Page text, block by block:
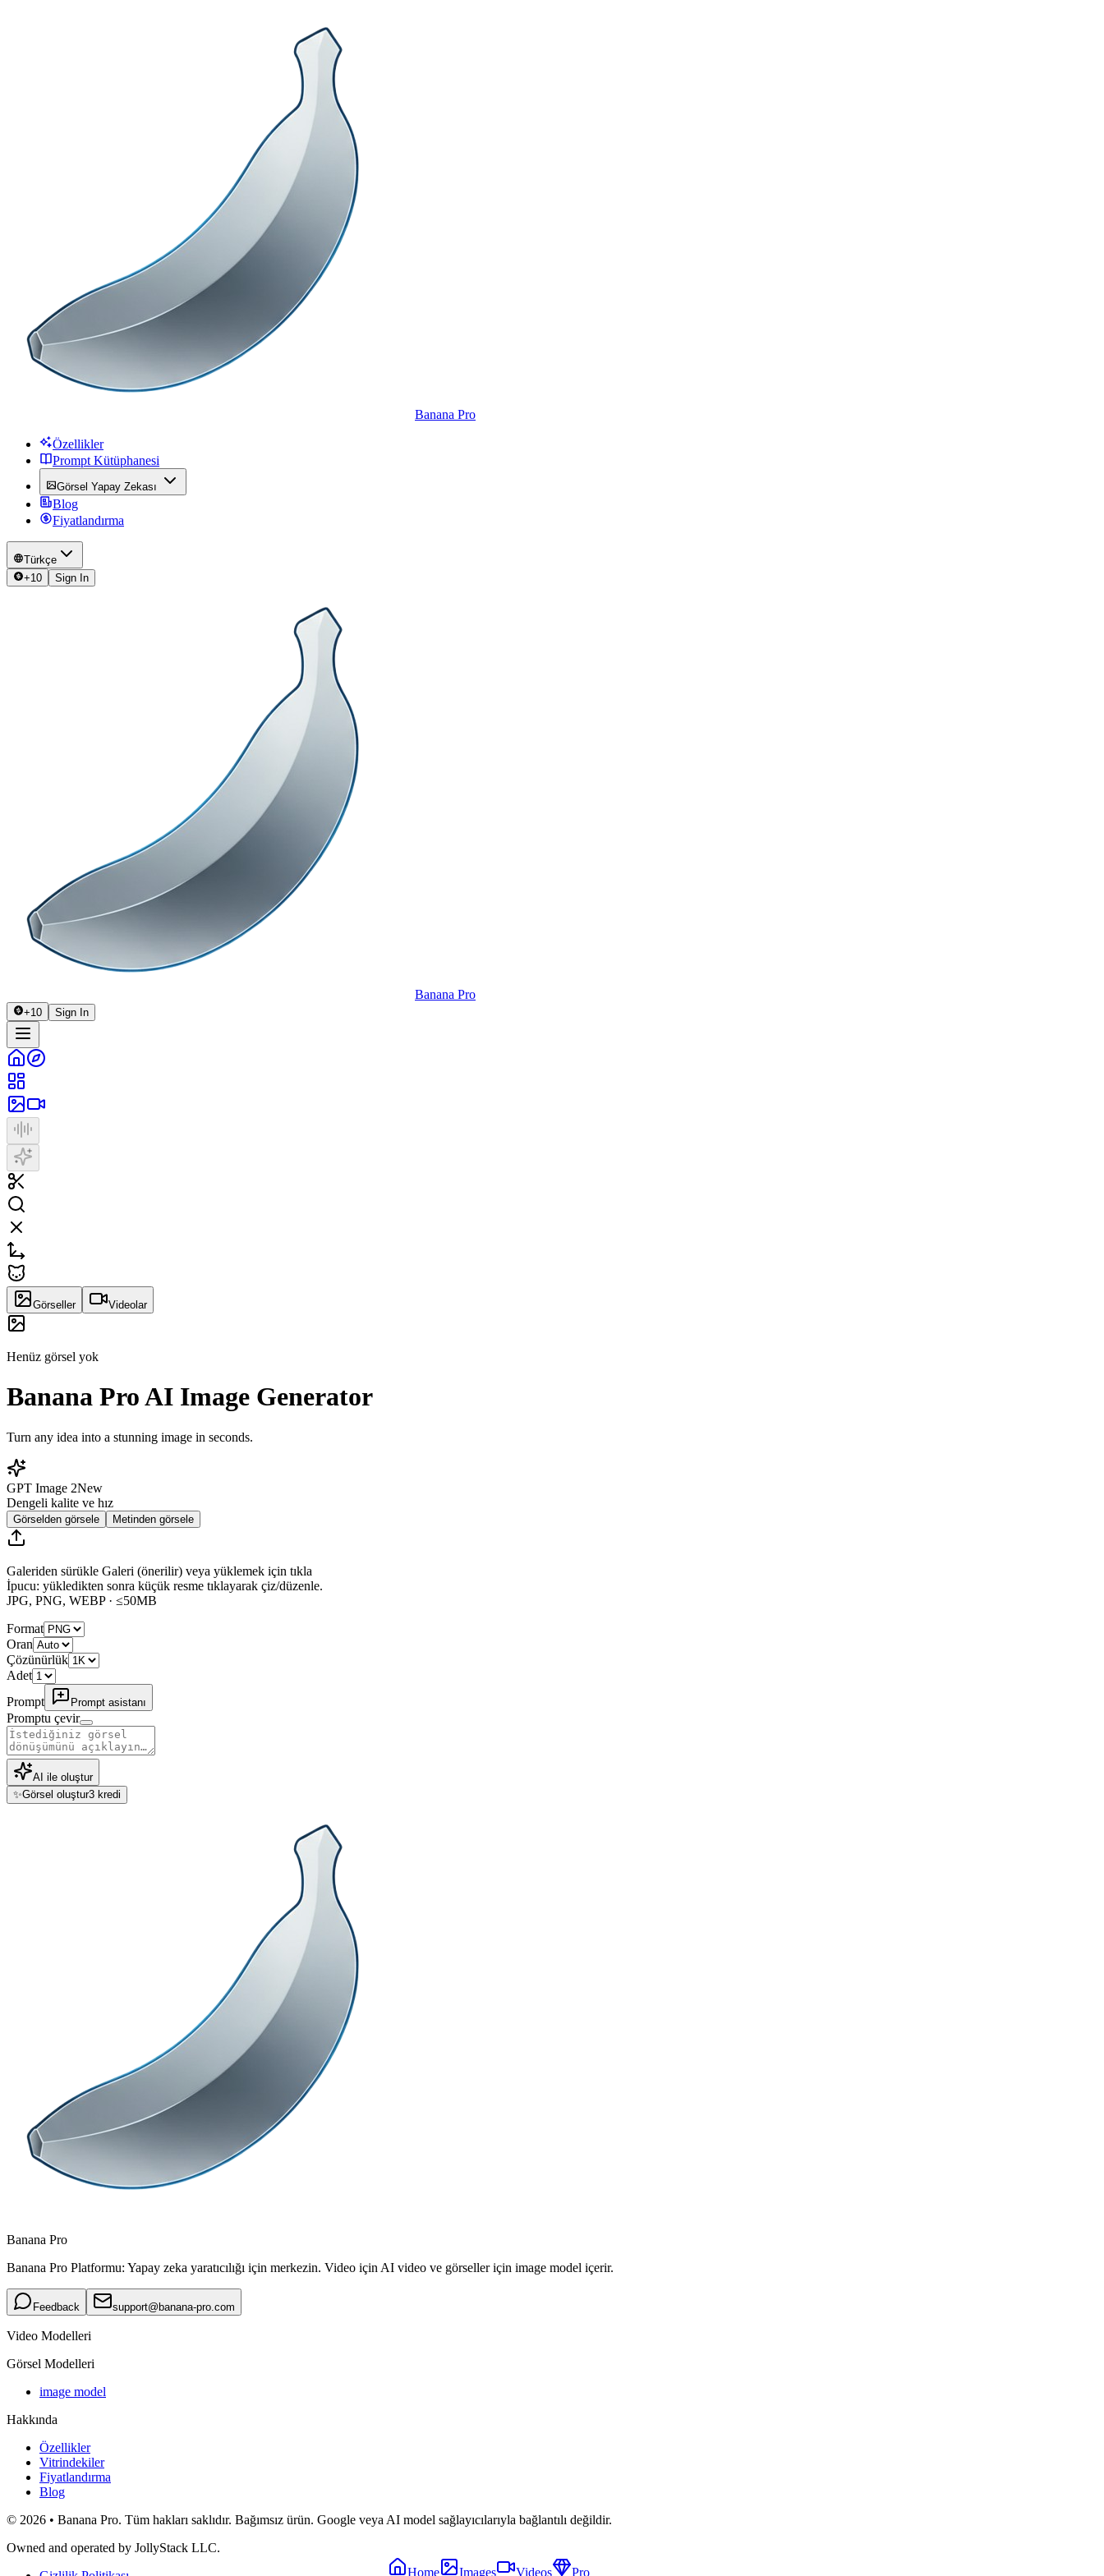
Banana Pro
Özellikler
Prompt Kütüphanesi
Görsel Yapay Zekası
Blog
Fiyatlandırma
Türkçe
+10 Sign In
Banana Pro
+10 Sign In
Görseller Videolar
Henüz görsel yok
Banana Pro AI Image Generator
Turn any idea into a stunning image in seconds.
GPT Image 2New
Dengeli kalite ve hız
Görselden görsele Metinden görsele
Galeriden sürükle Galeri (önerilir) veya yüklemek için tıkla
İpucu: yükledikten sonra küçük resme tıklayarak çiz/düzenle.
JPG, PNG, WEBP · ≤50MB
Format
Oran
Çözünürlük
Adet
Prompt
Prompt asistanı
Promptu çevir
AI ile oluştur
✨Görsel oluştur3 kredi
Banana Pro
Banana Pro Platformu: Yapay zeka yaratıcılığı için merkezin. Video için AI video ve görseller için image model içerir.
Feedback support@banana-pro.com
Video Modelleri
Görsel Modelleri
image model
Hakkında
Özellikler
Vitrindekiler
Fiyatlandırma
Blog
© 2026 • Banana Pro. Tüm hakları saklıdır. Bağımsız ürün. Google veya AI model sağlayıcılarıyla bağlantılı değildir.
Owned and operated by JollyStack LLC.
Home Images Videos Pro